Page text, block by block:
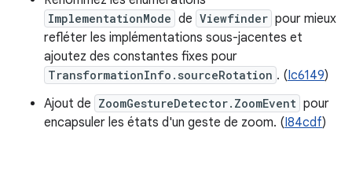
ImplementationMode de Viewfinder pour mieux
refléter les implémentations sous-jacentes et
ajoutez des constantes fixes pour
TransformationInfo.sourceRotation . (Ic6149)
Ajout de ZoomGestureDetector.ZoomEvent pour
encapsuler les états d'un geste de zoom. (I84cdf)